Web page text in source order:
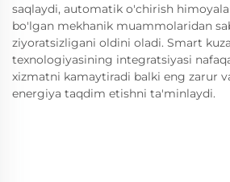
saqlaydi, automatik o'chirish
bo'lgan mekhanik muammolaridan
ziyoratsizligani oldini oladi. Smart
texnologiyasining integratsiyasi
xizmatni kamaytiradi balki eng zarur
energiya taqdim etishni ta'minlaydi.